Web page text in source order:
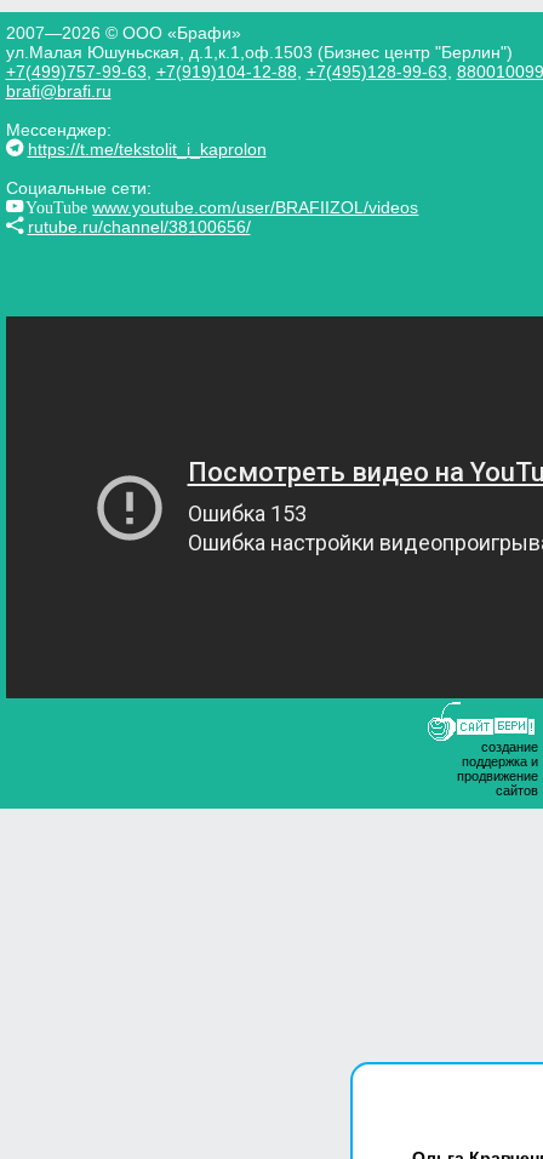
2007—2026 © ООО «Брафи»
ул.Малая Юшуньская, д.1,к.1,оф.1503 (Бизнес центр "Берлин")
+7(499)757-99-63 +7(919)104-12-88 +7(495)128-99-63
brafi@brafi.ru
Мессенджер:
https://t.me/tekstolit_i_kaprolon
Социальные сети:
YouTube www.youtube.com/user/BRAFIIZOL/videos
rutube.ru/channel/38100656/
создание
поддержка и
продвижение
сайтов